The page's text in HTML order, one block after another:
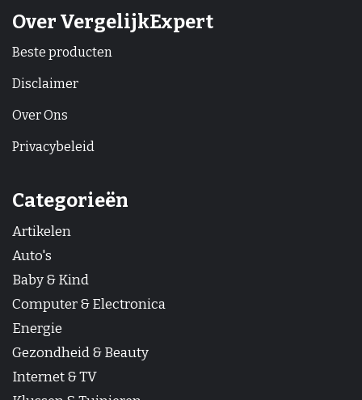
Over VergelijkExpert
Beste producten
Disclaimer
Over Ons
Privacybeleid
Categorieën
Artikelen
Auto's
Baby & Kind
Computer & Electronica
Energie
Gezondheid & Beauty
Internet & TV